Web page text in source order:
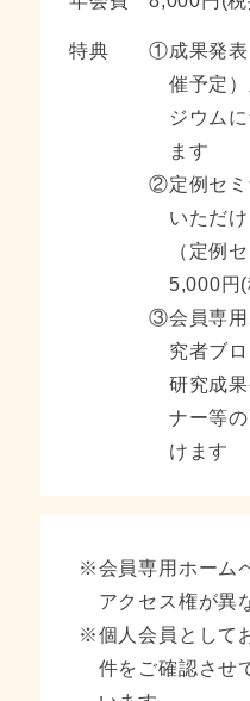
特典 ①成果発
催予定
ジウム
ます
②定例セ
いただ
（定例
5,000円(
③会員専
究者ブ
研究成
ナー等
けます
※会員専用ホーム
アクセス権が異
※個人会員として
件をご確認させ